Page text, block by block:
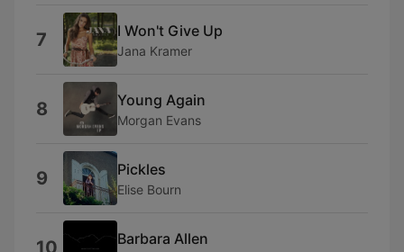
7 I Won't Give Up
Jana Kramer
8 Young Again
Morgan Evans
9 Pickles
Elise Bourn
10 Barbara Allen